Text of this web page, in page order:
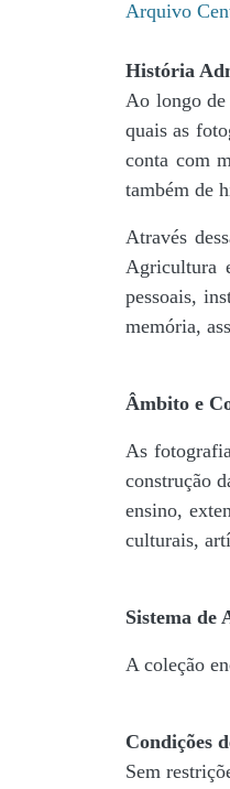
Arquivo
História
Ao longo de
quais as
conta com
também de
Através
Agricultura
pessoais,
memória,
Âmbito e
As
construção
ensino,
culturais,
Sistema de
A coleção
Condições
Sem